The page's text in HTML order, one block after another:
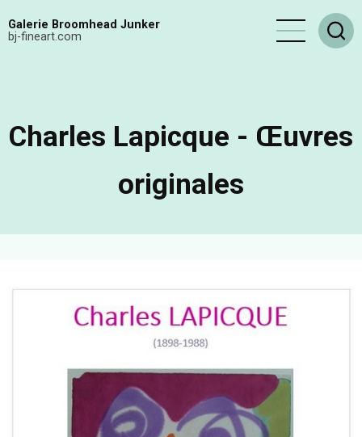
auGalerie Broomhead Junker
bj-fineart.com
Charles Lapicque - Œuvres
originales